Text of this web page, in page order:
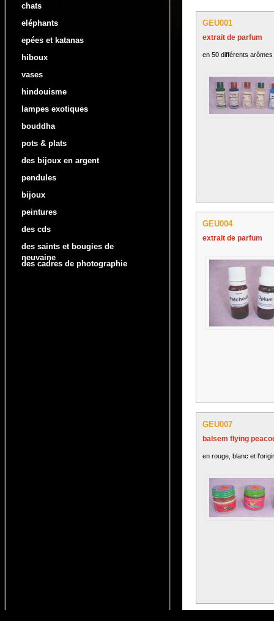
chats
eléphants
epées et katanas
hiboux
vases
hindouisme
lampes exotiques
bouddha
pots & plats
des bijoux en argent
pendules
bijoux
peintures
des cds
des saints et bougies de
neuvaine
des cadres de photographie
GEU001
extrait de parfum
en 50 différents arômes
GEU004
extrait de parfum
GEU007
balsem flying
en rouge, blanc et